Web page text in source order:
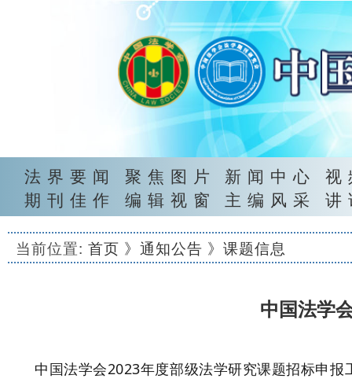
法界要闻 聚焦图片 新闻中心
期刊佳作
编辑视窗 主编风采
当前位置: 首页 》通知公告 》课题信息
中国法学
中国法学会2023年度部级法学研究课题招标申报